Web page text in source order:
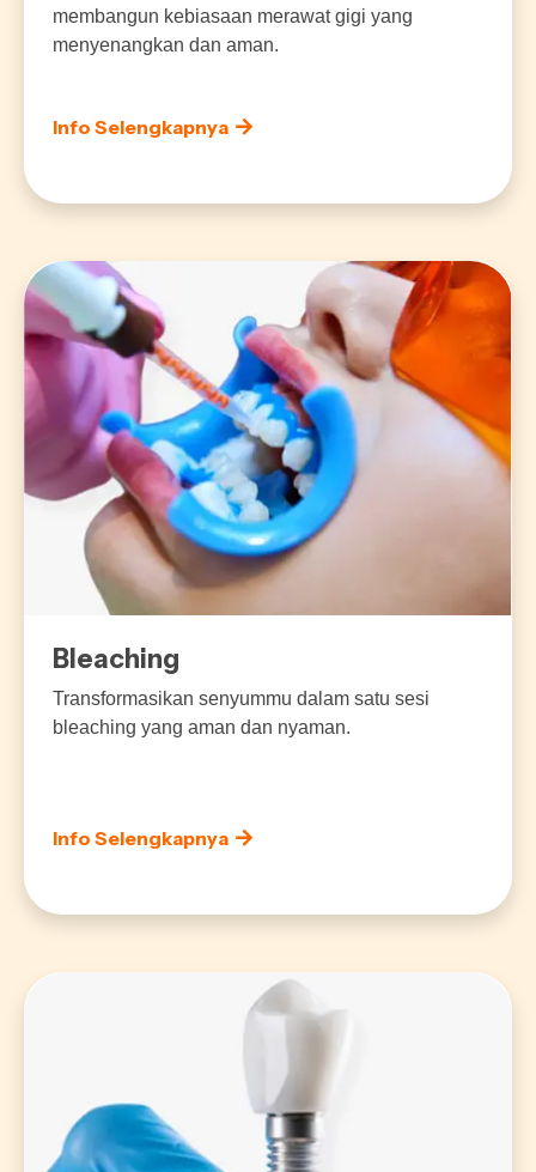
membangun kebiasaan merawat gigi yang
menyenangkan dan aman.
Info Selengkapnya
Bleaching
Transformasikan senyummu dalam satu sesi
bleaching yang aman dan nyaman.
Info Selengkapnya